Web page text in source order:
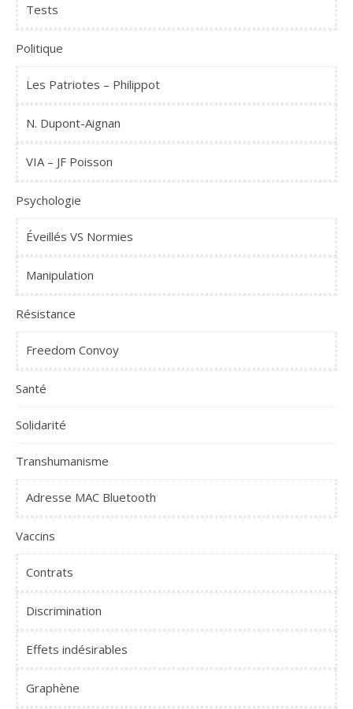
Tests
Politique
Les Patriotes – Philippot
N. Dupont-Aignan
VIA – JF Poisson
Psychologie
Éveillés VS Normies
Manipulation
Résistance
Freedom Convoy
Santé
Solidarité
Transhumanisme
Adresse MAC Bluetooth
Vaccins
Contrats
Discrimination
Effets indésirables
Graphène